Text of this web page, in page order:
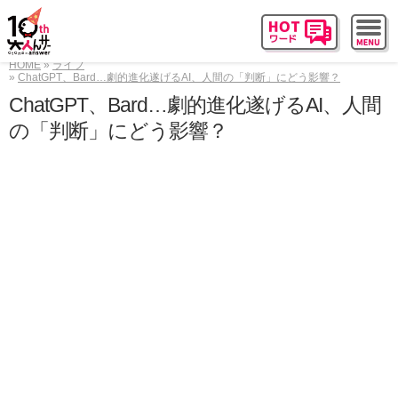
HOME
ライフ
ChatGPT、Bard…劇的進化遂げるAI、人間の「判断」にどう影響？
ChatGPT、Bard…劇的進化遂げるAI、人間
の「判断」にどう影響？